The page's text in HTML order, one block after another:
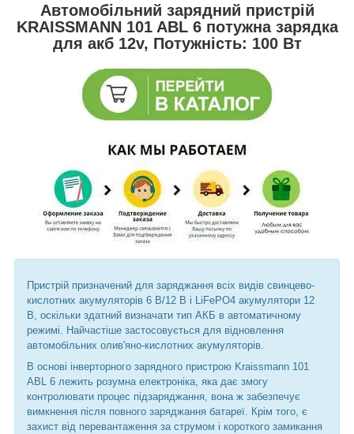
Автомобільний зарядний пристрій
KRAISSMANN 101 ABL 6 потужна зарядка
для акб 12v, Потужність: 100 Вт
Пристрій призначений для заряджання всіх видів свинцево-
кислотних акумуляторів 6 В/12 В і LiFePO4 акумулятори 12
В, оскільки здатний визначати тип АКБ в автоматичному
режимі. Найчастіше застосовується для відновлення
автомобільних олив'яно-кислотних акумуляторів.
В основі інверторного зарядного пристрою Kraissmann 101
ABL 6 лежить розумна електроніка, яка дає змогу
контролювати процес підзаряджання, вона ж забезпечує
вимкнення після повного заряджання батареї. Крім того, є
захист від перевантаження за струмом і короткого замикання